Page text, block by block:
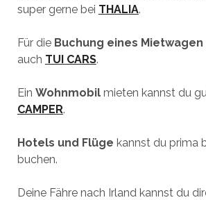
super gerne bei THALIA.
Für die Buchung eines Mietwagen
auch TUI CARS.
Ein Wohnmobilmieten kannst du
CAMPER.
Hotels und Flüge kannst du prima
buchen.
Deine Fähre nach Irland kannst du